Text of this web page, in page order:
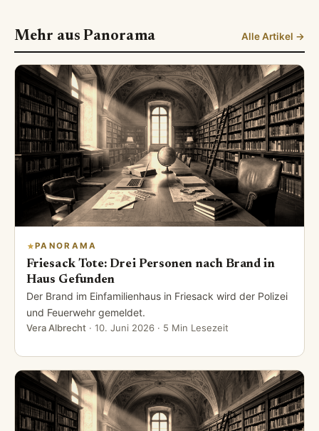
Mehr aus Panorama Alle Artikel →
PANORAMA
Friesack Tote: Drei Personen nach Brand in
Haus Gefunden
Der Brand im Einfamilienhaus in Friesack wird der Polizei
und Feuerwehr gemeldet.
Vera Albrecht · 10. Juni 2026 · 5 Min Lesezeit